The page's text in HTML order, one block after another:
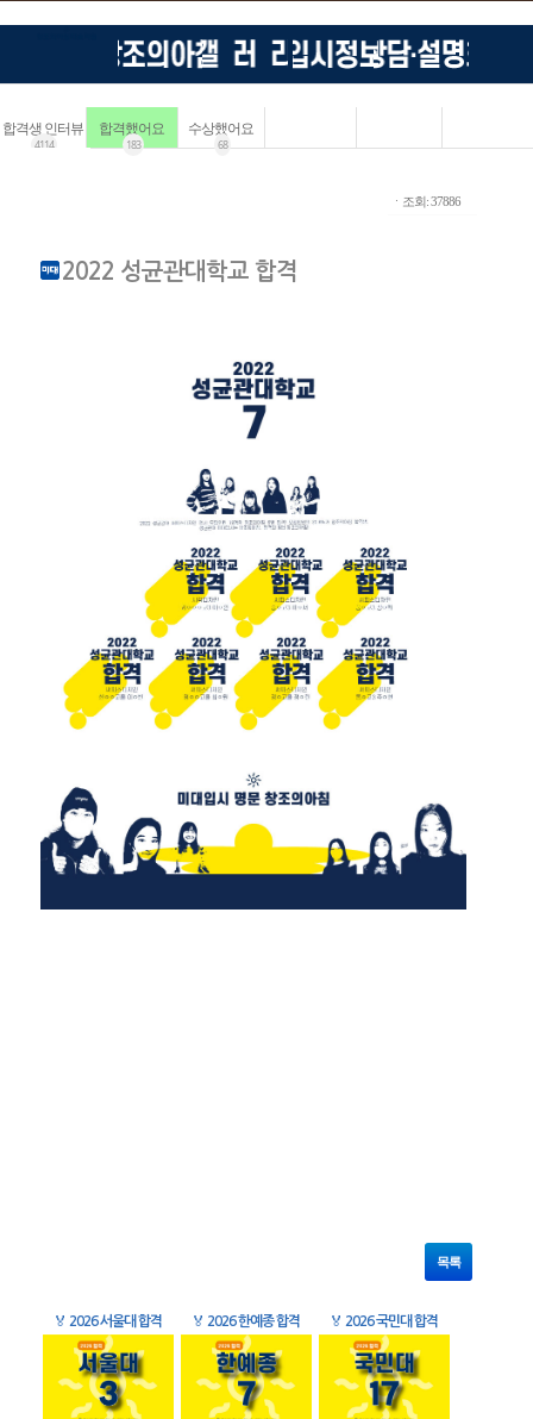
합격생 인터뷰
4114
합격했어요
183
수상했어요
68
ㆍ조회: 37886
2022 성균관대학교 합격
목록
🏅 2026 서울대 합격 🏅 2026 한예종 합격 🏅 2026 국민대 합격